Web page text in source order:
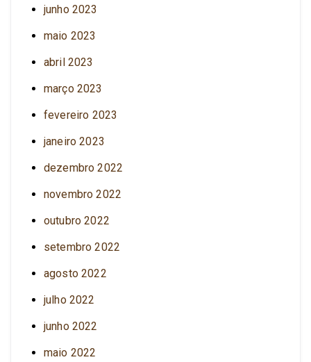
junho 2023
maio 2023
abril 2023
março 2023
fevereiro 2023
janeiro 2023
dezembro 2022
novembro 2022
outubro 2022
setembro 2022
agosto 2022
julho 2022
junho 2022
maio 2022